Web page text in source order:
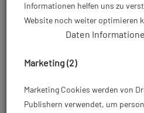
Informationen helfen uns zu
Website noch weiter optimieren
Daten
Marketing (2)
Marketing Cookies werden von
Publishern verwendet, um